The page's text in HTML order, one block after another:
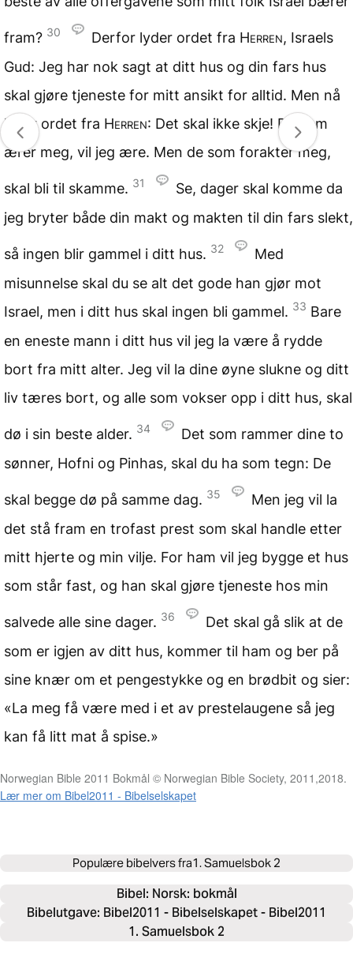
fram? 30 Derfor lyder ordet fra Herren, Israels
Gud: Jeg har nok sagt at ditt hus og din fars hus
skal gjøre tjeneste for mitt ansikt for alltid. Men nå
lyder ordet fra Herren: Det skal ikke skje! De som
ærer meg, vil jeg ære. Men de som forakter meg,
skal bli til skamme. 31
Se, dager skal komme da
jeg bryter både din makt og makten til din fars slekt,
så ingen blir gammel i ditt hus. 32
Med
misunnelse skal du se alt det gode han gjør mot
Israel, men i ditt hus skal ingen bli gammel. 33 Bare
en eneste mann i ditt hus vil jeg la være å rydde
bort fra mitt alter. Jeg vil la dine øyne slukne og ditt
liv tæres bort, og alle som vokser opp i ditt hus, skal
dø i sin beste alder. 34
Det som rammer dine to
sønner, Hofni og Pinhas, skal du ha som tegn: De
skal begge dø på samme dag. 35
Men jeg vil la
det stå fram en trofast prest som skal handle etter
mitt hjerte og min vilje. For ham vil jeg bygge et hus
som står fast, og han skal gjøre tjeneste hos min
salvede alle sine dager. 36
Det skal gå slik at de
som er igjen av ditt hus, kommer til ham og ber på
sine knær om et pengestykke og en brødbit og sier:
«La meg få være med i et av prestelaugene så jeg
kan få litt mat å spise.»
Norwegian Bible 2011 Bokmål © Norwegian Bible Society, 2011,2018.
Lær mer om Bibel2011 - Bibelselskapet
Populære bibelvers fra1. Samuelsbok 2
Bibel: Norsk: bokmål
Bibelutgave: Bibel2011 - Bibelselskapet - Bibel2011
1. Samuelsbok 2